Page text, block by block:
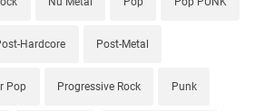
Hardcore Post-Metal
Pop Progressive Rock Punk